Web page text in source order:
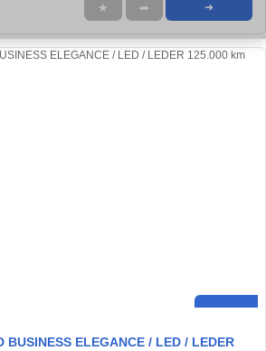
★ ➦ ➜
ELEGANCE / LED / LEDER